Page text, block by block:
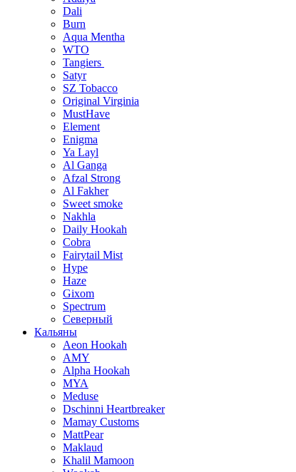
Dali
Burn
Aqua Mentha
WTO
Tangiers
Satyr
SZ Tobacco
Original Virginia
MustHave
Element
Enigma
Ya Layl
Al Ganga
Afzal Strong
Al Fakher
Sweet smoke
Nakhla
Daily Hookah
Cobra
Fairytail Mist
Hype
Haze
Gixom
Spectrum
Северный
Кальяны
Aeon Hookah
AMY
Alpha Hookah
MYA
Meduse
Dschinni Heartbreaker
Mamay Customs
MattPear
Maklaud
Khalil Mamoon